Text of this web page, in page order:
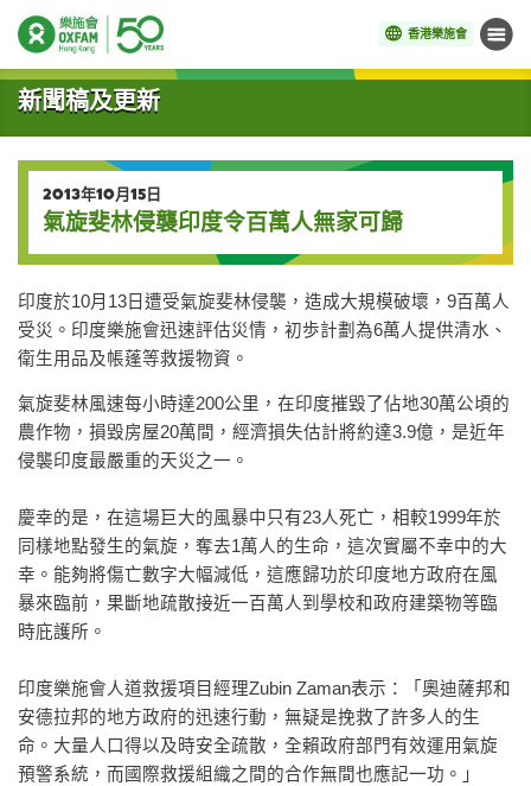
香港樂施會 目錄
開始主要內容
新聞稿及更新
2013年10月15日
氣旋斐林侵襲印度令百萬人無家可歸
印度於10月13日遭受氣旋斐林侵襲，造成大規模破壞，9百萬人
受災。印度樂施會迅速評估災情，初歩計劃為6萬人提供清水、
衛生用品及帳蓬等救援物資。
氣旋斐林風速每小時達200公里，在印度摧毀了佔地30萬公頃的
農作物，損毀房屋20萬間，經濟損失估計將約達3.9億，是近年
侵襲印度最嚴重的天災之一。
慶幸的是，在這場巨大的風暴中只有23人死亡，相較1999年於
同樣地點發生的氣旋，奪去1萬人的生命，這次實屬不幸中的大
幸。能夠將傷亡數字大幅減低，這應歸功於印度地方政府在風
暴來臨前，果斷地疏散接近一百萬人到學校和政府建築物等臨
時庇護所。
印度樂施會人道救援項目經理Zubin Zaman表示：「奧迪薩邦和
安德拉邦的地方政府的迅速行動，無疑是挽救了許多人的生
命。大量人口得以及時安全疏散，全賴政府部門有效運用氣旋
預警系統，而國際救援組織之間的合作無間也應記一功。」